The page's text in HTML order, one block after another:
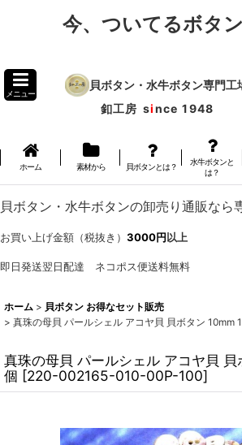
今、ついてるボタン
メニュー
貝ボタン・水牛ボタン専門工
釦工房 since 1948
ホーム 素材から 貝ボタンとは？
水牛ボタンと
は？
貝ボタン・水牛ボタンの卸売り通販なら
お買い上げ金額（税抜き） 3000円以上
即日発送翌日配達 ネコポス便送料無料
ホーム > 貝ボタン お得なセット販売
> 真珠の母貝 パールシェル アコヤ貝 貝ボタン 10mm
真珠の母貝 パールシェル アコヤ貝
個 [220-002165-010-00P-100]